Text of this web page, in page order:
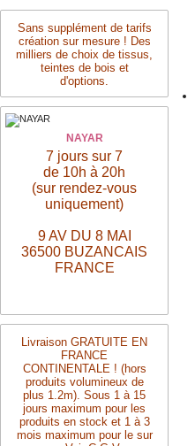
Sans supplément de tarifs
création sur mesure ! Des
milliers de choix de tissus,
teintes de bois et
d'options.
NAYAR
7 jours sur 7
de 10h à 20h
(sur rendez-vous
uniquement)
9 AV DU 8 MAI
36500 BUZANCAIS
FRANCE
Livraison GRATUITE EN
FRANCE
CONTINENTALE ! (hors
produits volumineux de
plus 1.2m). Sous 1 à 15
jours maximum pour les
produits en stock et 1 à 3
mois maximum pour le sur